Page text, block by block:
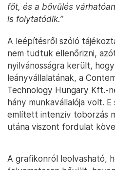
főt, és a bővülés
is folytatódik.”
A leépítésről szóló
nem tudtuk ellenőrizni,
nyilvánosságra került,
leányvállalatának, a
Technology Hungary Kft.-
hány munkavállalója volt.
említett intenzív toborzás
utána viszont fordulat
A grafikonról leolvasható,